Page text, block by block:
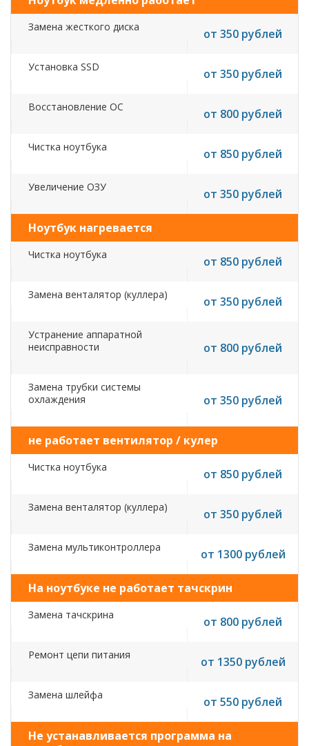
Замена жесткого диска от 350 рублей
Установка SSD от 350 рублей
Восстановление ОС от 800 рублей
Чистка ноутбука от 850 рублей
Увеличение ОЗУ от 350 рублей
Ноутбук нагревается
Чистка ноутбука от 850 рублей
Замена венталятор (куллера) от 350 рублей
Устранение аппаратной
неисправности
от 800 рублей
Замена трубки системы
охлаждения
от 350 рублей
не работает вентилятор / кулер
Чистка ноутбука от 850 рублей
Замена венталятор (куллера) от 350 рублей
Замена мультиконтроллера от 1300 рублей
На ноутбуке не работает тачскрин
Замена тачскрина от 800 рублей
Ремонт цепи питания от 1350 рублей
Замена шлейфа от 550 рублей
Не устанавливается программа на